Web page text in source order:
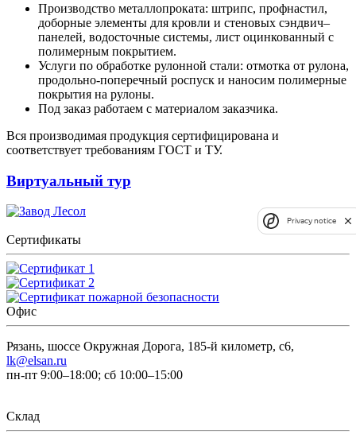
Производство металлопроката: штрипс, профнастил,
доборные элементы для кровли и стеновых сэндвич–
панелей, водосточные системы, лист оцинкованный с
полимерным покрытием.
Услуги по обработке рулонной стали: отмотка от рулона,
продольно-поперечный роспуск и наносим полимерные
покрытия на рулоны.
Под заказ работаем с материалом заказчика.
Вся производимая продукция сертифицирована и
соответствует требованиям ГОСТ и ТУ.
Виртуальный тур
Сертификаты
Офис
Рязань, шоссе Окружная Дорога, 185-й километр, с6,
lk@elsan.ru
пн-пт 9:00–18:00; сб 10:00–15:00
Склад
Privacy notice